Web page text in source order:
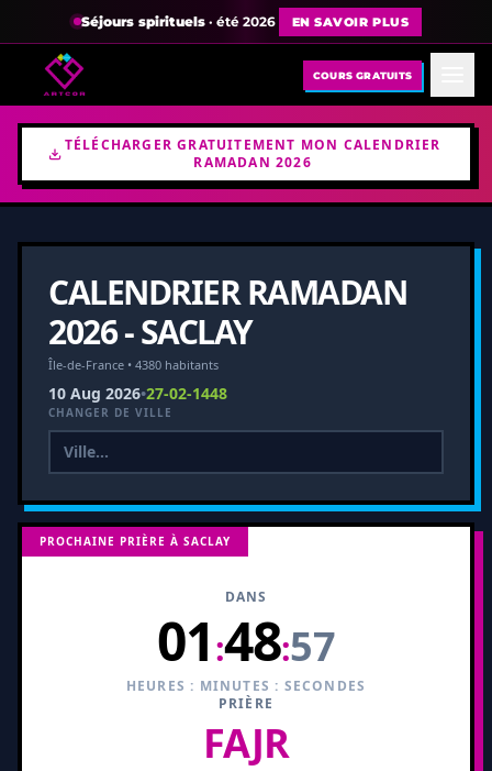
Séjours spirituels· été 2026 EN SAVOIR PLUS
COURS GRATUITS
TÉLÉCHARGER GRATUITEMENT MON CALENDRIER
RAMADAN 2026
CALENDRIER RAMADAN
2026 - SACLAY
Île-de-France • 4380 habitants
10 Aug 2026•27-02-1448
CHANGER DE VILLE
PROCHAINE PRIÈRE À SACLAY
DANS
01:48:56
HEURES : MINUTES : SECONDES
PRIÈRE
FAJR